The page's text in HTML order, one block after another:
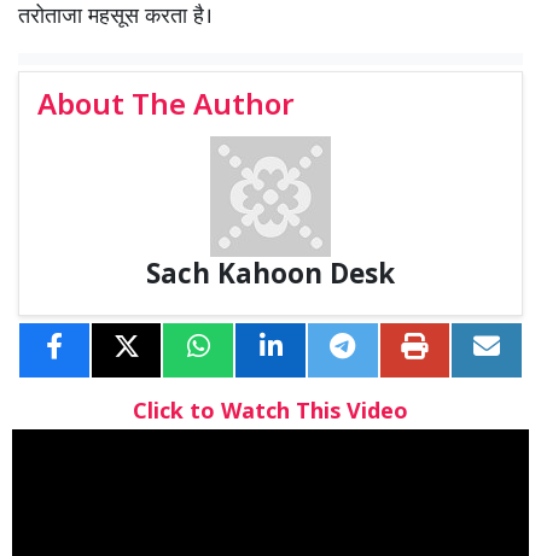
तरोताजा महसूस करता है।
About The Author
Sach Kahoon Desk
Click to Watch This Video